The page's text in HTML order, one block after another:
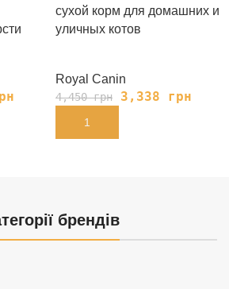
сухой корм для домашних и
уличных котов
Royal Canin
4,450грн 3,338 грн
В КОРЗИНУ
брендів